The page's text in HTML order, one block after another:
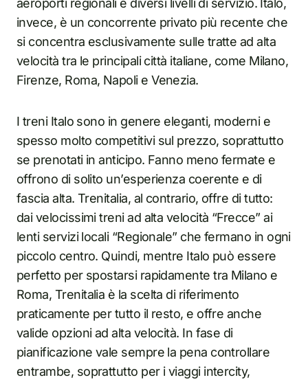
aeroporti regionali e diversi livelli di servizio. Italo,
invece, è un concorrente privato più recente che
si concentra esclusivamente sulle tratte ad alta
velocità tra le principali città italiane, come Milano,
Firenze, Roma, Napoli e Venezia.
I treni Italo sono in genere eleganti, moderni e
spesso molto competitivi sul prezzo, soprattutto
se prenotati in anticipo. Fanno meno fermate e
offrono di solito un’esperienza coerente e di
fascia alta. Trenitalia, al contrario, offre di tutto:
dai velocissimi treni ad alta velocità “Frecce” ai
lenti servizi locali “Regionale” che fermano in ogni
piccolo centro. Quindi, mentre Italo può essere
perfetto per spostarsi rapidamente tra Milano e
Roma, Trenitalia è la scelta di riferimento
praticamente per tutto il resto, e offre anche
valide opzioni ad alta velocità. In fase di
pianificazione vale sempre la pena controllare
entrambe, soprattutto per i viaggi intercity,